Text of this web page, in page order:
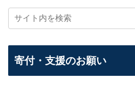
寄付・支援のお願い